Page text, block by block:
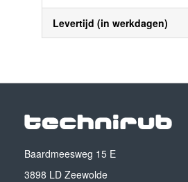
Levertijd (in werkdagen)
Baardmeesweg 15 E
3898 LD Zeewolde